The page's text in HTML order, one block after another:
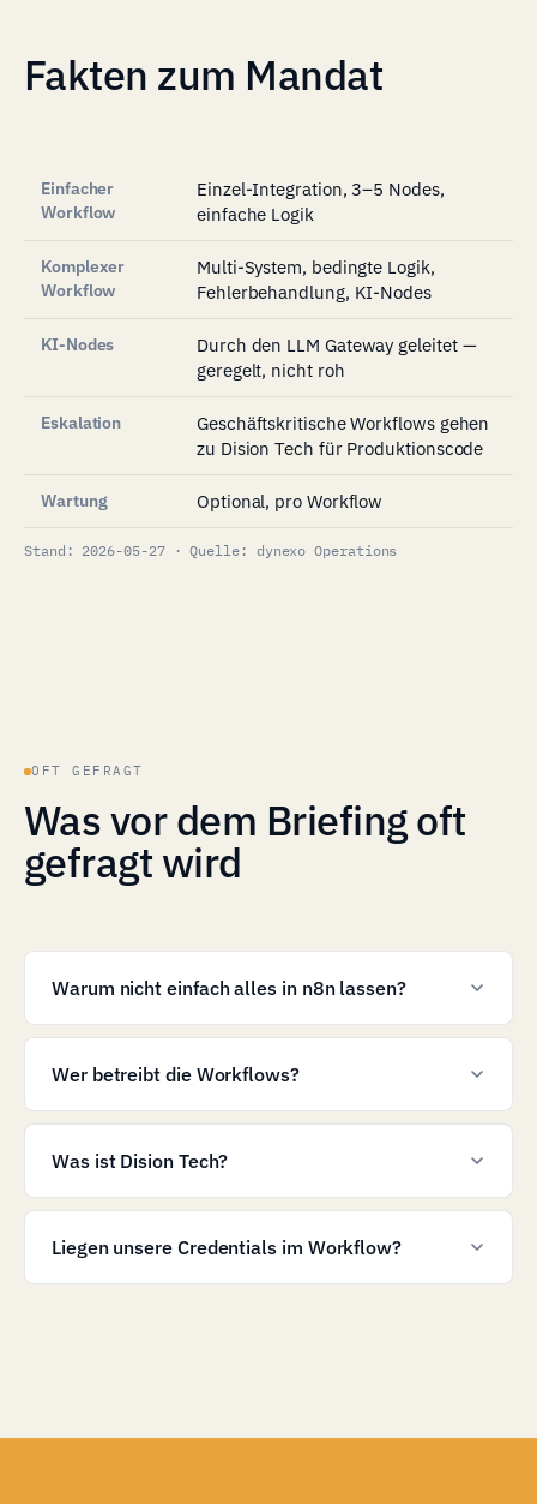
Fakten zum Mandat
Stand: 2026-05-27 · Quelle: dynexo Operations
Einfacher
Workflow
Einzel-Integration, 3–5 Nodes,
einfache Logik
Komplexer
Workflow
Multi-System, bedingte Logik,
Fehlerbehandlung, KI-Nodes
KI-Nodes
Durch den LLM Gateway geleitet —
geregelt, nicht roh
Eskalation
Geschäftskritische Workflows gehen
zu Dision Tech für Produktionscode
Wartung Optional, pro Workflow
OFT GEFRAGT
Was vor dem Briefing oft
gefragt wird
Warum nicht einfach alles in n8n lassen?
Wer betreibt die Workflows?
Was ist Dision Tech?
Liegen unsere Credentials im Workflow?